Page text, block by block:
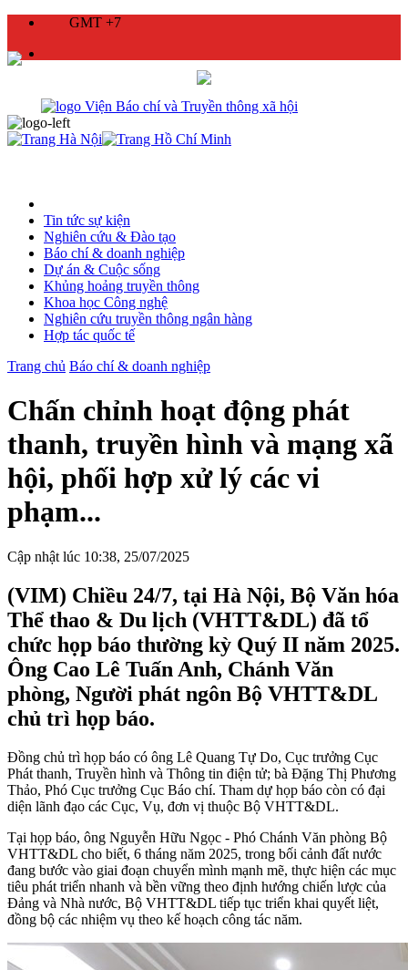
GMT +7
Tin tức sự kiện
Nghiên cứu & Đào tạo
Báo chí & doanh nghiệp
Dự án & Cuộc sống
Khủng hoảng truyền thông
Khoa học Công nghệ
Nghiên cứu truyền thông ngân hàng
Hợp tác quốc tế
Trang chủ Báo chí & doanh nghiệp
Chấn chỉnh hoạt động phát
thanh, truyền hình và mạng xã
hội, phối hợp xử lý các vi
phạm...
Cập nhật lúc 10:38, 25/07/2025
(VIM) Chiều 24/7, tại Hà Nội, Bộ Văn hóa
Thể thao & Du lịch (VHTT&DL) đã tổ
chức họp báo thường kỳ Quý II năm 2025.
Ông Cao Lê Tuấn Anh, Chánh Văn
phòng, Người phát ngôn Bộ VHTT&DL
chủ trì họp báo.
Đồng chủ trì họp báo có ông Lê Quang Tự Do, Cục trưởng Cục
Phát thanh, Truyền hình và Thông tin điện tử; bà Đặng Thị Phương
Thảo, Phó Cục trưởng Cục Báo chí. Tham dự họp báo còn có đại
diện lãnh đạo các Cục, Vụ, đơn vị thuộc Bộ VHTT&DL.
Tại họp báo, ông Nguyễn Hữu Ngọc - Phó Chánh Văn phòng Bộ
VHTT&DL cho biết, 6 tháng năm 2025, trong bối cảnh đất nước
đang bước vào giai đoạn chuyển mình mạnh mẽ, thực hiện các mục
tiêu phát triển nhanh và bền vững theo định hướng chiến lược của
Đảng và Nhà nước, Bộ VHTT&DL tiếp tục triển khai quyết liệt,
đồng bộ các nhiệm vụ theo kế hoạch công tác năm.